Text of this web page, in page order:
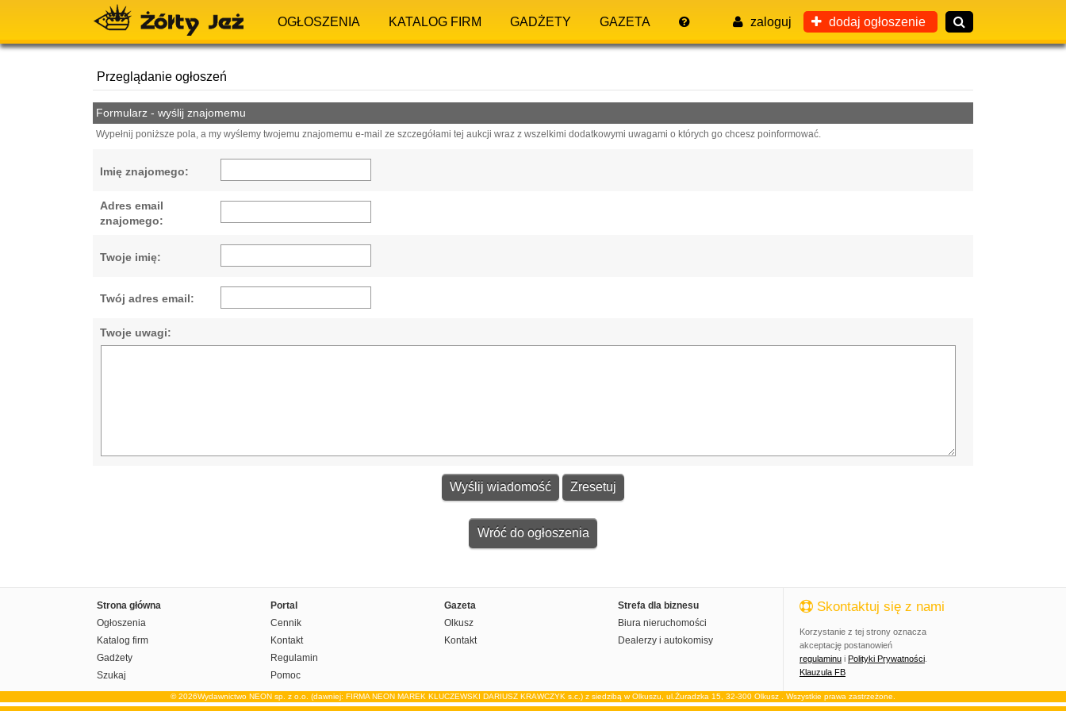
OGŁOSZENIA KATALOG FIRM GADŻETY GAZETA zaloguj dodaj ogłoszenie
Przeglądanie ogłoszeń
Formularz - wyślij znajomemu
Wypełnij poniższe pola, a my wyślemy twojemu znajomemu e-mail ze szczegółami tej aukcji wraz z wszelkimi dodatkowymi uwagami o których go chcesz poinformować.
Imię znajomego:
Adres email
znajomego:
Twoje imię:
Twój adres email:
Twoje uwagi:
Wróć do ogłoszenia
Strona główna
Ogłoszenia
Katalog firm
Gadżety
Szukaj
Portal
Cennik
Kontakt
Regulamin
Pomoc
Gazeta
Olkusz
Kontakt
Strefa dla biznesu
Biura nieruchomości
Dealerzy i autokomisy
Skontaktuj się z nami
Korzystanie z tej strony oznacza
akceptację postanowień
regulaminu i Polityki Prywatności
Klauzula FB
© 2026Wydawnictwo NEON sp. z o.o. (dawniej: FIRMA NEON MAREK KLUCZEWSKI DARIUSZ KRAWCZYK s.c.) z siedzibą w Olkuszu, ul.Żuradzka 15, 32-300 Olkusz . Wszystkie prawa zastrzeżone.